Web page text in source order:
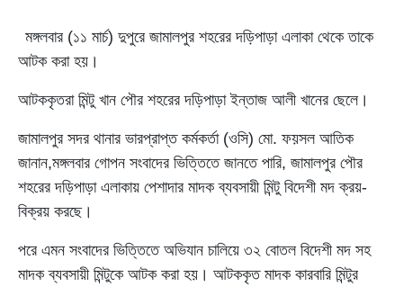
মঙ্গলবার (১১ মার্চ) দুপুরে জামালপুর শহরের দড়িপাড়া এলাকা থেকে তাকে
আটক করা হয়।
আটককৃতরা মিন্টু খান পৌর শহরের দড়িপাড়া ইন্তাজ আলী খানের ছেলে।
জামালপুর সদর থানার ভারপ্রাপ্ত কর্মকর্তা (ওসি) মো. ফয়সল আতিক
জানান,মঙ্গলবার গোপন সংবাদের ভিত্তিতে জানতে পারি, জামালপুর পৌর
শহরের দড়িপাড়া এলাকায় পেশাদার মাদক ব্যবসায়ী মিন্টু বিদেশী মদ ক্রয়-
বিক্রয় করছে।
পরে এমন সংবাদের ভিত্তিতে অভিযান চালিয়ে ৩২ বোতল বিদেশী মদ সহ
মাদক ব্যবসায়ী মিন্টুকে আটক করা হয়। আটককৃত মাদক কারবারি মিন্টুর